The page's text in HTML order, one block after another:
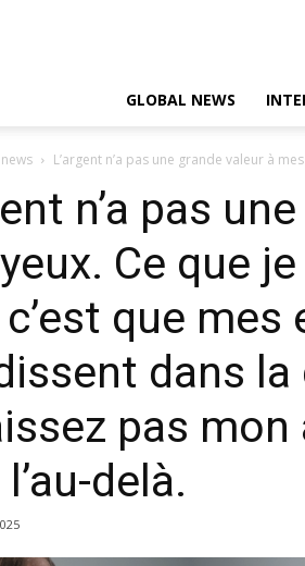
GLOBAL NEWS
L’argent n’a pas une grande valeur à
n’a pas
Ce que
que mes
dans la
pas
delà.